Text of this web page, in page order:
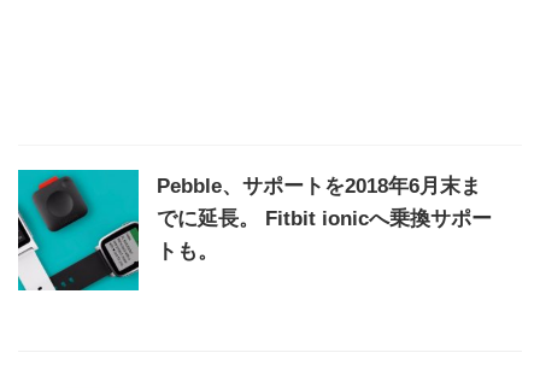
Pebble、サポートを2018年6月末ま
でに延長。 Fitbit ionicへ乗換サポー
トも。